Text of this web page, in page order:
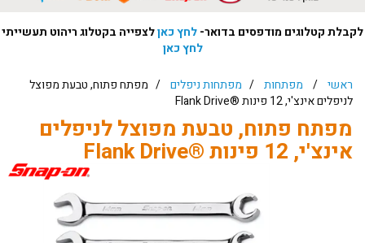
לקבלת קטלוגים מודפסים בדואר-לחץ כאןלצפייה בקטלוג ריהוט תעשייתי
לחץ כאן
ראשי / מפתחות / מפתחות ניפלים / מפתח פתוח, טבעת מפוצל
לניפלים אינצ'י, 12 פינות ®Flank Drive
מפתח פתוח, טבעת מפוצל לניפלים
אינצ'י, 12 פינות ®Flank Drive